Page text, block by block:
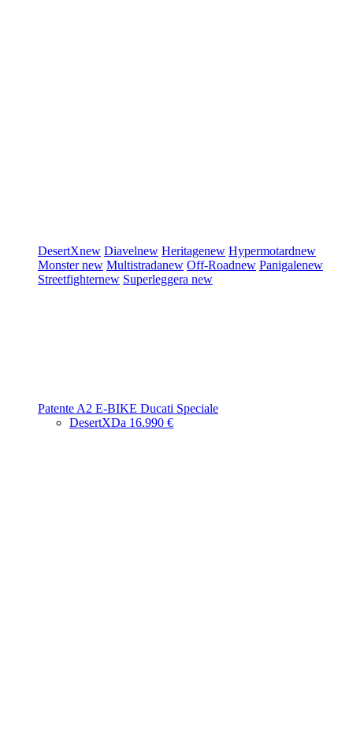
DesertXnew Diavelnew Heritagenew Hypermotardnew
Monsternew Multistradanew Off-Roadnew Panigalenew
Streetfighternew Superleggera new
Patente A2 E-BIKE Ducati Speciale
DesertXDa 16.990 €